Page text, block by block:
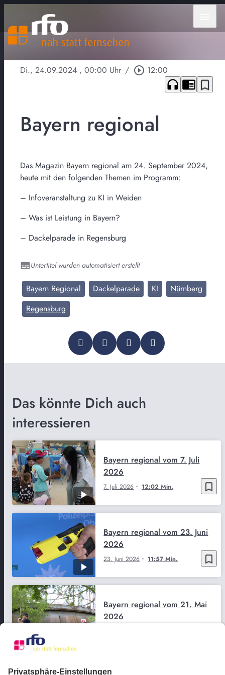
Di., 24.09.2024 , 00:00 Uhr / play_circle_outline 12:00
headphones chrome_reader_mode bookmark_border
Bayern regional
Das Magazin Bayern regional am 24. September 2024,
heute mit den folgenden Themen im Programm:
– Infoveranstaltung zu KI in Weiden
– Was ist Leistung in Bayern?
– Dackelparade in Regensburg
Untertitel wurden automatisiert erstellt
Bayern Regional Dackelparade KI
Nürnberg
Regensburg
Das könnte Dich auch
interessieren
bookmark_border
7. Juli 2026 12:02 Min.
Bayern regional vom 7. Juli
2026
bookmark_border
23. Juni 2026 11:57 Min.
Bayern regional vom 23. Juni
2026
Bayern regional vom 21. Mai
2026